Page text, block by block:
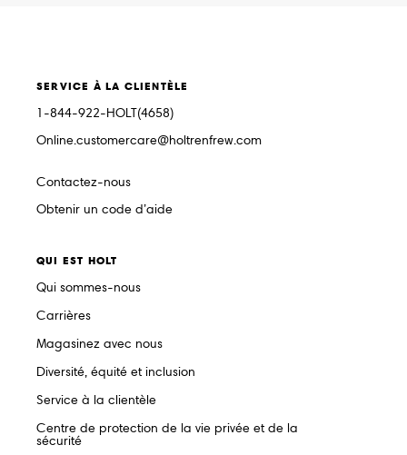
SERVICE À LA CLIENTÈLE
1-844-922-HOLT(4658)
Online.customercare@holtrenfrew.com
Contactez-nous
Obtenir un code d’aide
QUI EST HOLT
Qui sommes-nous
Carrières
Magasinez avec nous
Diversité, équité et inclusion
Service à la clientèle
Centre de protection de la vie privée et de la
sécurité